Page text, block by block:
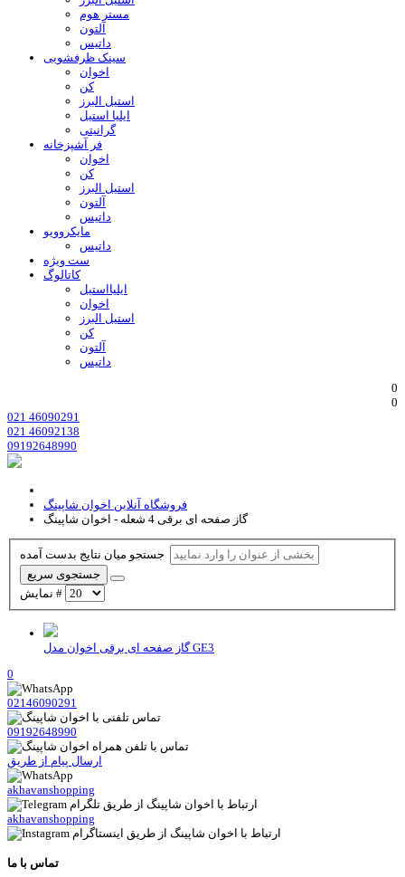
مستر هوم
آلتون
داتیس
سینک ظرفشویی
اخوان
کن
استیل البرز
ایلیا استیل
گرانیتی
فر آشپزخانه
اخوان
کن
استیل البرز
آلتون
داتیس
مایکروویو
داتیس
ست ویژه
کاتالوگ
ایلیااستیل
اخوان
استیل البرز
کن
آلتون
داتیس
0
0
021 46090291
021 46092138
09192648990
فروشگاه آنلاین اخوان شاپینگ
گاز صفحه ای برقی 4 شعله - اخوان شاپینگ
جستجوی سریع
نمایش #
گاز صفحه ای برقی اخوان مدل GE3
0
02146090291
09192648990
ارسال پیام از طریق
akhavanshopping
akhavanshopping
تماس با ما